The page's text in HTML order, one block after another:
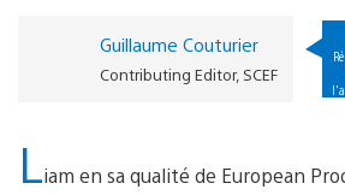
Guillaume Couturier
Contributing Editor, SCEF
Liam en sa qualité de European